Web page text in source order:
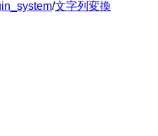
/文字列変換